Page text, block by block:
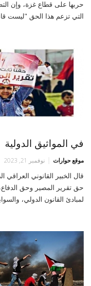
حربها على قطاع غزة، وإن
التي تزعم هذا الحق "ليست
في المواثيق الدولية
موقع حوارات نوفمبر 21, 2023
قال الخبير القانوني العراقي
حق تقرير المصير وحق
لمبادئ القانون الدولي،